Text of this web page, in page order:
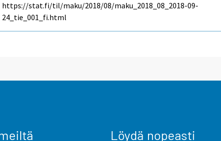
https://stat.fi/til/maku/2018/08/maku_2018_08_2018-09-
24_tie_001_fi.html
Löydä nopeasti